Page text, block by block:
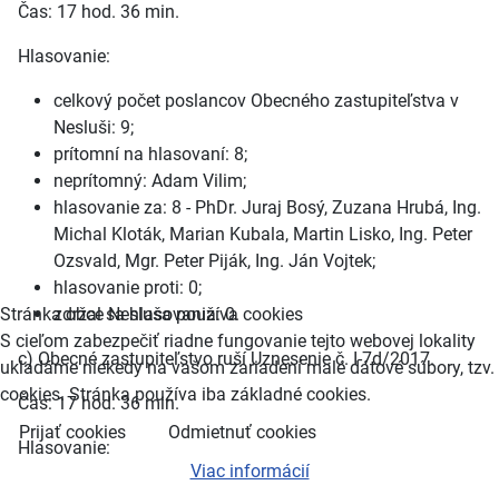
Čas: 17 hod. 36 min.
Hlasovanie:
celkový počet poslancov Obecného zastupiteľstva v
Nesluši: 9;
prítomní na hlasovaní: 8;
neprítomný: Adam Vilim;
hlasovanie za: 8 - PhDr. Juraj Bosý, Zuzana Hrubá, Ing.
Michal Kloták, Marian Kubala, Martin Lisko, Ing. Peter
Ozsvald, Mgr. Peter Piják, Ing. Ján Vojtek;
hlasovanie proti: 0;
zdržal sa hlasovania: 0.
c) Obecné zastupiteľstvo ruší Uznesenie č. I-7d/2017.
Čas: 17 hod. 36 min.
Hlasovanie:
Stránka obce Nesluša používa cookies
S cieľom zabezpečiť riadne fungovanie tejto webovej lokality
ukladáme niekedy na vašom zariadení malé dátové súbory, tzv.
cookies. Stránka používa iba základné cookies.
Prijať cookies
Odmietnuť cookies
Viac informácií